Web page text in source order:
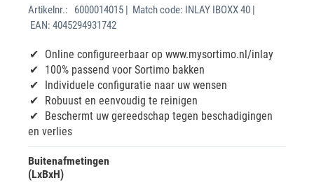
Artikelnr.:
6000014015 | Match code: INLAY IBOXX 40 |
EAN: 4045294931742
Online configureerbaar op www.mysortimo.nl/inlay
100% passend voor Sortimo bakken
Individuele configuratie naar uw wensen
Robuust en eenvoudig te reinigen
Beschermt uw gereedschap tegen beschadigingen
en verlies
Buitenafmetingen
(LxBxH)